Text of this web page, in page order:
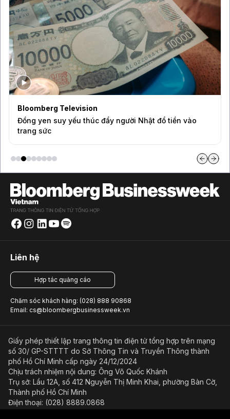
Bloomberg Television
Đồng yen suy yếu thúc đẩy người Nhật đổ tiền vào
trang sức
Liên hệ
Hợp tác quảng cáo
Chăm sóc khách hàng: (028) 888 90868
Email: cs@bloombergbusinessweek.vn
Giấy phép thiết lập trang thông tin điện tử tổng hợp trên mạng
số 30/ GP-STTTT do Sở Thông Tin và Truyền Thông thành
phố Hồ Chí Minh cấp ngày 24/12/2024
Chịu trách nhiệm nội dung: Ông Võ Quốc Khánh
Trụ sở: Lầu 12A, số 412 Nguyễn Thị Minh Khai, phường Bàn Cờ,
Thành phố Hồ Chí Minh
Điện thoại: (028) 8889.0868